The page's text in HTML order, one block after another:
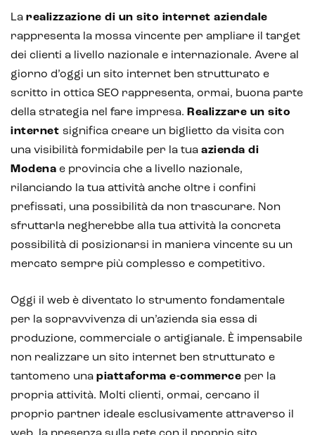
Intelligenza artificiale
Analisi predittiva
Chatbot e assistenti virtuali
Realtà Aumentata
Realtà Virtuale
Metaverso
La realizzazione di un sito internet aziendale
rappresenta la mossa vincente per ampliare il target
dei clienti a livello nazionale e internazionale. Avere al
giorno d’oggi un sito internet ben strutturato e
scritto in ottica SEO rappresenta, ormai, buona parte
della strategia nel fare impresa. Realizzare un sito
internet significa creare un biglietto da visita con
una visibilità formidabile per la tua azienda di
Modena e provincia che a livello nazionale,
rilanciando la tua attività anche oltre i confini
prefissati, una possibilità da non trascurare. Non
sfruttarla negherebbe alla tua attività la concreta
possibilità di posizionarsi in maniera vincente su un
mercato sempre più complesso e competitivo.
Oggi il web è diventato lo strumento fondamentale
per la sopravvivenza di un’azienda sia essa di
produzione, commerciale o artigianale. È impensabile
non realizzare un sito internet ben strutturato e
tantomeno una piattaforma e-commerce per la
propria attività. Molti clienti, ormai, cercano il
proprio partner ideale esclusivamente attraverso il